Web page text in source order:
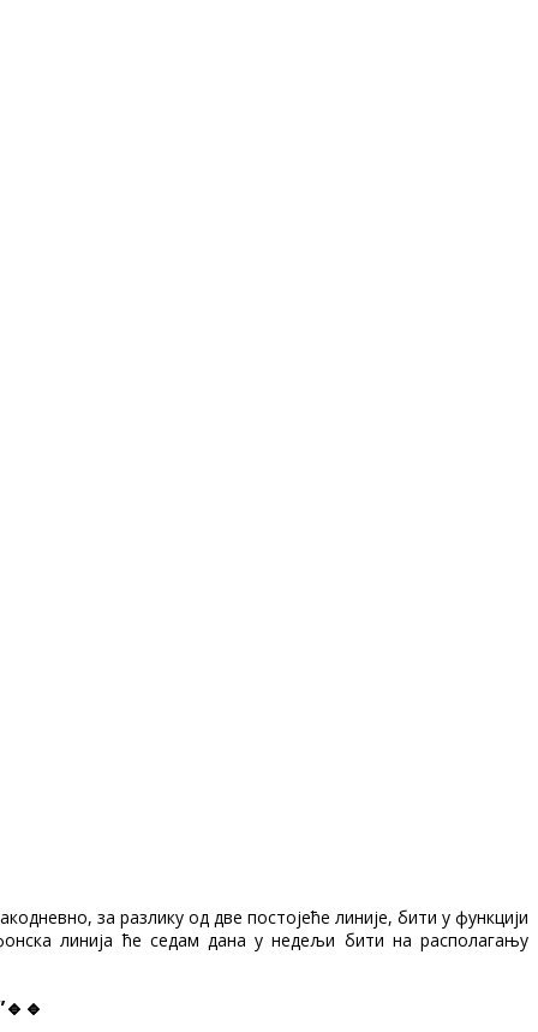
за разлику од две постојеће линије, бити у функцији
линија ће седам дана у недељи бити на располагању